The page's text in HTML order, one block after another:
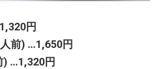
円
前) …1,650円
…1,320円